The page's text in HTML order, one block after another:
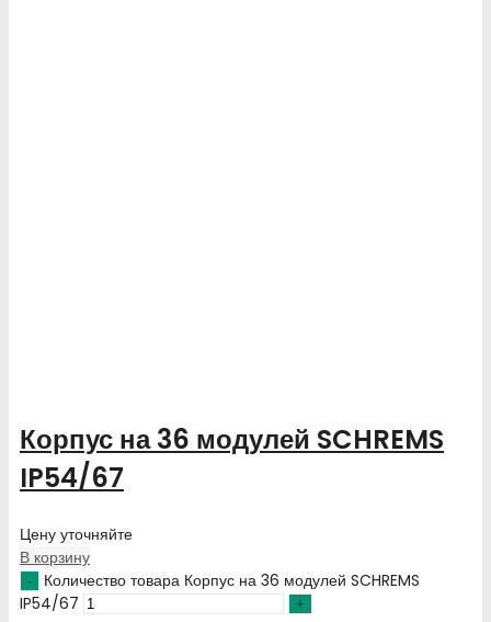
Корпус на 36 модулей SCHREMS
IP54/67
Цену уточняйте
В корзину
Количество товара Корпус на 36 модулей SCHREMS
IP54/67